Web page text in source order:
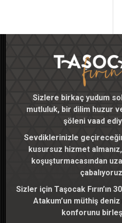
Sizlere birkaç yudum
mutluluk, bir dilim huzur
şöleni vaad
Sevdiklerinizle
kusursuz hizmet
koşuşturmacasından
Sizler için Taşocak Fırın’ın
Atakum’un müthiş
konforunu